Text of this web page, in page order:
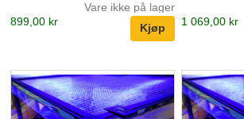
Vare ikke på lager
899,00 kr
1 069,00 kr